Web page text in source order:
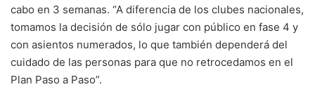
cabo en 3 semanas. “A diferencia de los clubes nacionales,
tomamos la decisión de sólo jugar con público en fase 4 y
con asientos numerados, lo que también dependerá del
cuidado de las personas para que no retrocedamos en el
Plan Paso a Paso”.